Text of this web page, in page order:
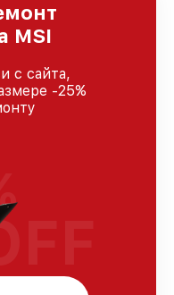
MSI
с сайта,
-25%